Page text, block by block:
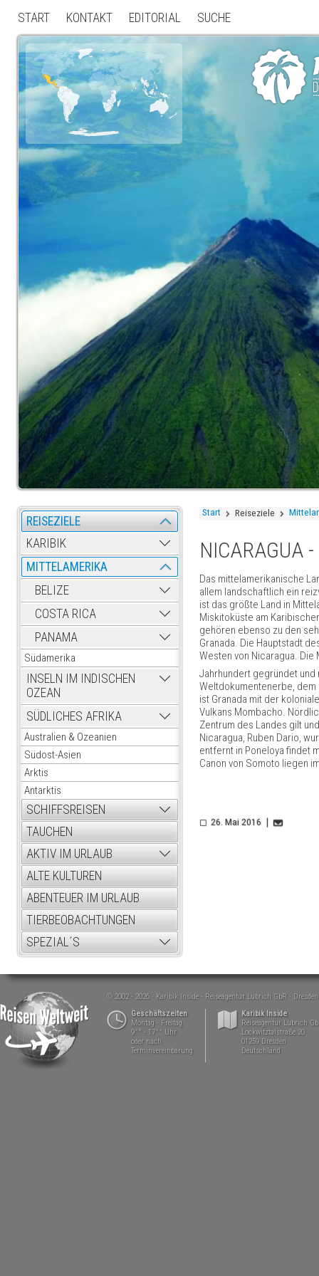
START KONTAKT EDITORIAL SUCHE
REISEZIELE
KARIBIK
MITTELAMERIKA
BELIZE
COSTA RICA
PANAMA
Südamerika
INSELN IM INDISCHEN
OZEAN
SÜDLICHES AFRIKA
Australien & Ozeanien
Südost-Asien
Arktis
Antarktis
SCHIFFSREISEN
TAUCHEN
AKTIV IM URLAUB
ALTE KULTUREN
ABENTEUER IM URLAUB
TIERBEOBACHTUNGEN
SPEZIAL´S
Start Reiseziele
NICARAGUA
Das mittelamerikanische
allem landschaftlich ein
ist das größte Land in
Miskitoküste am
gehören ebenso zu den
Granada. Die Hauptstadt
Westen von Nicaragua.
Jahrhundert gegründet und
Weltdokumentenerbe,
ist Granada mit der
Vulkans Mombacho.
Zentrum des Landes gilt
Nicaragua, Ruben Dario,
entfernt in Poneloya findet
Canon von Somoto liegen
26. Mai 2016
© 2002 - 2026 Karibik Inside - Reiseagentur Lubrich GbR
Dresden
Geschäftszeiten
Montag - Freitag
9°° - 17°° Uhr
oder nach
Terminvereinbarung
Karibik Inside
Reiseagentur Lubrich
Lockwitztalstraße 20
01259 Dresden
Deutschland